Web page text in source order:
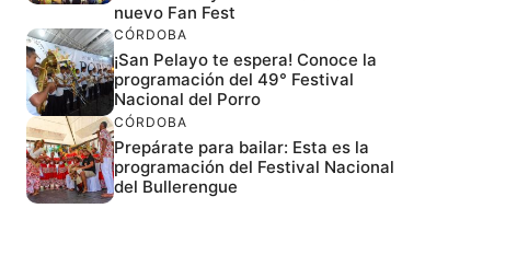
nuevo Fan Fest
CÓRDOBA
¡San Pelayo te espera! Conoce la
programación del 49° Festival
Nacional del Porro
CÓRDOBA
Prepárate para bailar: Esta es la
programación del Festival Nacional
del Bullerengue